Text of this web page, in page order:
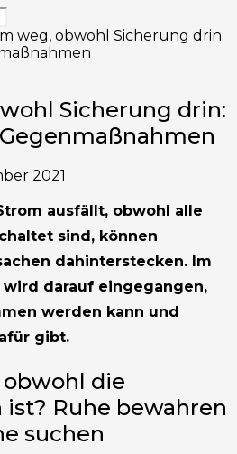
weg, obwohl Sicherung drin:
Sicherung drin:
2021
ausfällt, obwohl alle
sind, können
dahinterstecken. Im
darauf eingegangen,
werden kann und
gibt.
die
Ruhe bewahren
suchen